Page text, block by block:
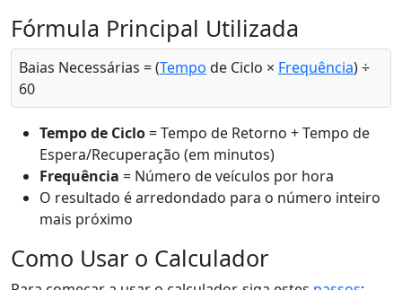
Fórmula Principal Utilizada
Baias Necessárias = (Tempo de Ciclo × Frequência) ÷
60
Tempo de Ciclo= Tempo de Retorno + Tempo de
Espera/Recuperação (em minutos)
Frequência = Número de veículos por hora
O resultado é arredondado para o número inteiro
mais próximo
Como Usar o Calculador